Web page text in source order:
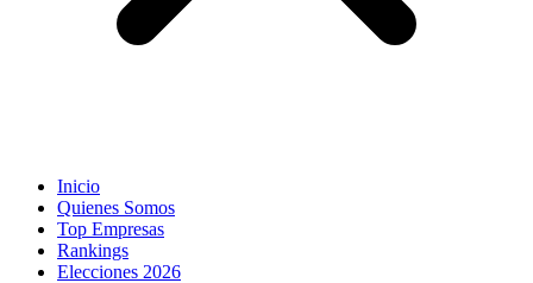
Inicio
Quienes Somos
Top Empresas
Rankings
Elecciones 2026